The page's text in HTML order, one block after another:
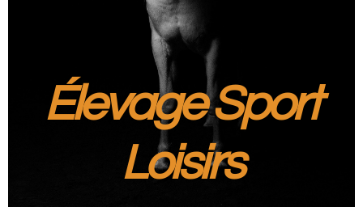
Élevage Sport
Loisirs